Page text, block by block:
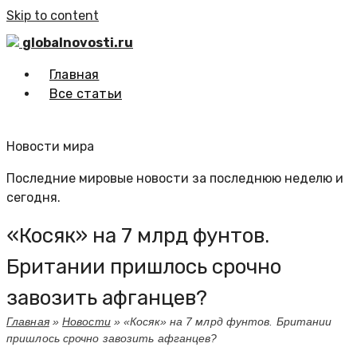
Skip to content
globalnovosti.ru
Главная
Все статьи
Новости мира
Последние мировые новости за последнюю неделю и
сегодня.
«Косяк» на 7 млрд фунтов.
Британии пришлось срочно
завозить афганцев?
Главная»Новости»«Косяк» на 7 млрд фунтов. Британии
пришлось срочно завозить афганцев?